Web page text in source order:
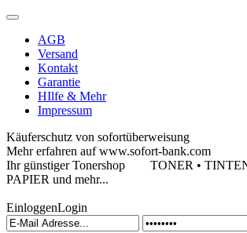
AGB
Versand
Kontakt
Garantie
HIlfe & Mehr
Impressum
Käuferschutz von sofortüberweisung
Mehr erfahren auf www.sofort-bank.com
Ihr günstiger Tonershop TONER • TINTEN
PAPIER und mehr...
EinloggenLogin